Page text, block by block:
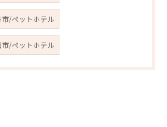
市/ペットホテル
市/ペットホテル